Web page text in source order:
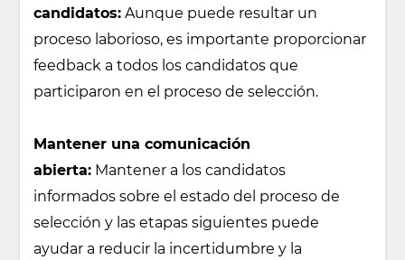
candidatos: Aunque puede resultar un
proceso laborioso, es importante proporcionar
feedback a todos los candidatos que
participaron en el proceso de selección.
Mantener una comunicación
abierta: Mantener a los candidatos
informados sobre el estado del proceso de
selección y las etapas siguientes puede
ayudar a reducir la incertidumbre y la